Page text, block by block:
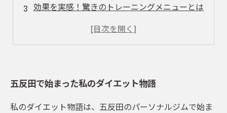
効果を実感！驚きのトレーニングメニューとは
食事の見直しでさらに加速する成果
五反田で始まった私のダイエット物語
私のダイエット物語は、五反田のパーソナルジムで始ま